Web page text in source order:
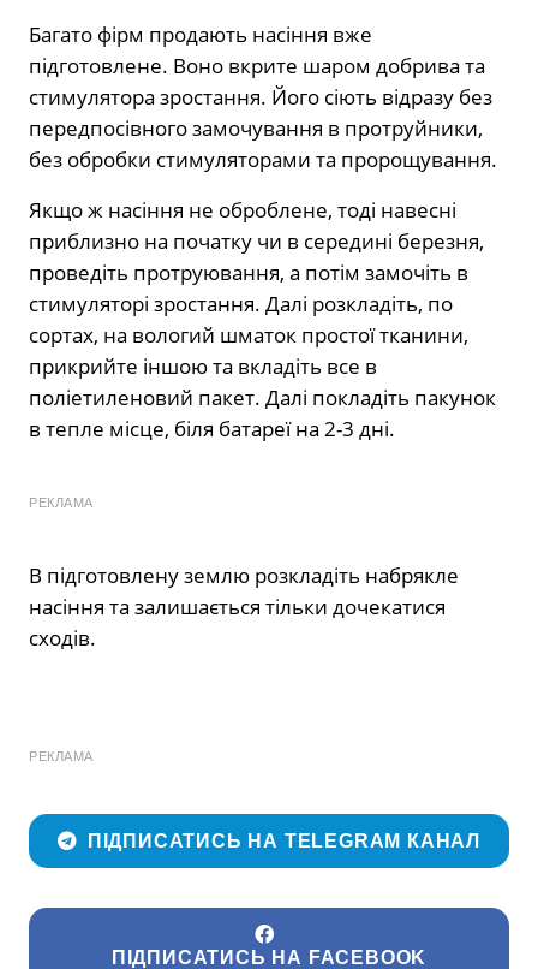
Багато фірм продають насіння вже
підготовлене. Воно вкрите шаром добрива та
стимулятора зростання. Його сіють відразу без
передпосівного замочування в протруйники,
без обробки стимуляторами та пророщування.
Якщо ж насіння не оброблене, тоді навесні
приблизно на початку чи в середині березня,
проведіть протруювання, а потім замочіть в
стимуляторі зростання. Далі розкладіть, по
сортах, на вологий шматок простої тканини,
прикрийте іншою та вкладіть все в
поліетиленовий пакет. Далі покладіть пакунок
в тепле місце, біля батареї на 2-3 дні.
РЕКЛАМА
В підготовлену землю розкладіть набрякле
насіння та залишається тільки дочекатися
сходів.
РЕКЛАМА
ПІДПИСАТИСЬ НА TELEGRAM КАНАЛ
ПІДПИСАТИСЬ НА FACEBOOK